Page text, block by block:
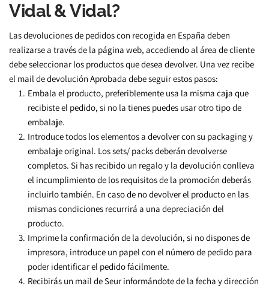
Vidal & Vidal?
Las devoluciones de pedidos con recogida en España deben
realizarse a través de la página web, accediendo al área de cliente
debe seleccionar los productos que desea devolver. Una vez recibe
el mail de devolución Aprobada debe seguir estos pasos:
Embala el producto, preferiblemente usa la misma caja que
recibiste el pedido, si no la tienes puedes usar otro tipo de
embalaje.
Introduce todos los elementos a devolver con su packaging y
embalaje original. Los sets/ packs deberán devolverse
completos. Si has recibido un regalo y la devolución conlleva
el incumplimiento de los requisitos de la promoción deberás
incluirlo también. En caso de no devolver el producto en las
mismas condiciones recurrirá a una depreciación del
producto.
Imprime la confirmación de la devolución, si no dispones de
impresora, introduce un papel con el número de pedido para
poder identificar el pedido fácilmente.
Recibirás un mail de Seur informándote de la fecha y dirección